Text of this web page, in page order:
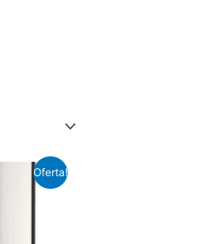
Oferta!